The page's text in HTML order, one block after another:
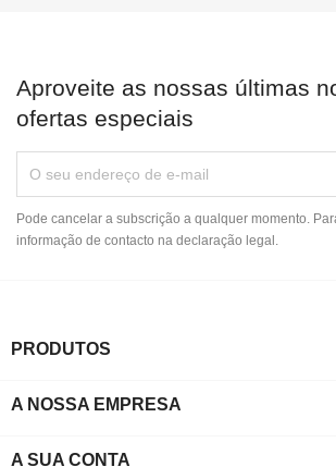
Aproveite as nossas últimas
ofertas especiais
Pode cancelar a subscrição a qualquer momento.
informação de contacto na declaração legal.
PRODUTOS
A NOSSA EMPRESA
A SUA CONTA